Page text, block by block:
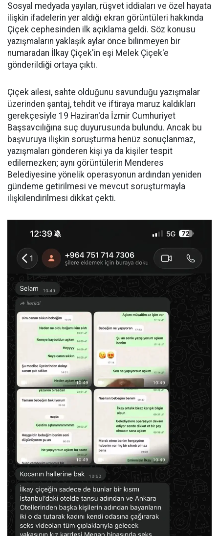
Sosyal medyada yayılan, rüşvet iddiaları ve özel hayata
ilişkin ifadelerin yer aldığı ekran görüntüleri hakkında
Çiçek cephesinden ilk açıklama geldi. Söz konusu
yazışmaların yaklaşık aylar önce bilinmeyen bir
numaradan İlkay Çiçek'in eşi Melek Çiçek'e
gönderildiği ortaya çıktı.
Çiçek ailesi, sahte olduğunu savunduğu yazışmalar
üzerinden şantaj, tehdit ve iftiraya maruz kaldıkları
gerekçesiyle 19 Haziran'da İzmir Cumhuriyet
Başsavcılığına suç duyurusunda bulundu. Ancak bu
başvuruya ilişkin soruşturma henüz sonuçlanmaz,
yazışmaları gönderen kişi ya da kişiler tespit
edilemezken; aynı görüntülerin Menderes
Belediyesine yönelik operasyonun ardından yeniden
gündeme getirilmesi ve mevcut soruşturmayla
ilişkilendirilmesi dikkat çekti.